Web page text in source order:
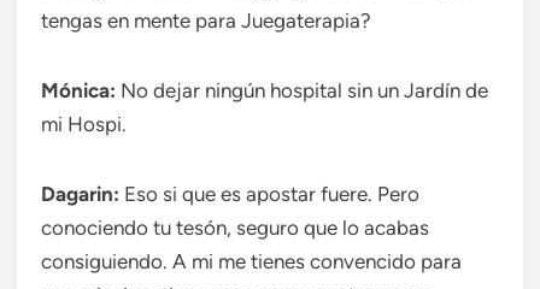
tengas en mente para Juegaterapia?
Mónica: No dejar ningún hospital sin un Jardín de
mi Hospi.
Dagarin: Eso si que es apostar fuere. Pero
conociendo tu tesón, seguro que lo acabas
consiguiendo. A mi me tienes convencido para